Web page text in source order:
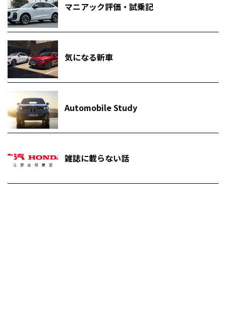
マニアック評価・試乗記
気になる新車
Automobile Study
雑誌に載らない話